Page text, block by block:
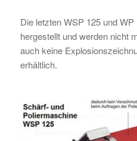
Die letzten WSP 125 und
hergestellt und werden nicht
auch keine
erhältlich.